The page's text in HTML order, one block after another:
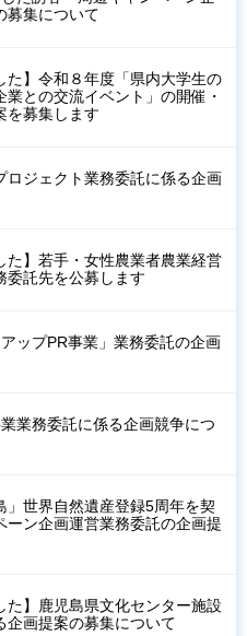
募集について
た】令和８年度「県内大学生の
との交流イベント」の開催・
を募集します
ロジェクト業務委託に係る企画
た】若手・女性農業者農業経営
委託先を公募します
ップPR事業」業務委託の企画
業務委託に係る企画競争につ
」世界自然遺産登録5周年を契
ン企画運営業務委託の企画提
た】鹿児島県文化センター施設
企画提案の募集について